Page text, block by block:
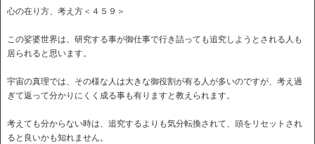
心の在り方、考え方＜４５９＞
この娑婆世界は、研究する事が御仕事で行き詰っても追究しようとされる人も
居られると思います。
宇宙の真理では、その様な人は大きな御役割が有る人が多いのですが、考え過
ぎて返って分かりにくく成る事も有りますと教えられます。
考えても分からない時は、追究するよりも気分転換されて、頭をリセットされ
ると良いかも知れません。